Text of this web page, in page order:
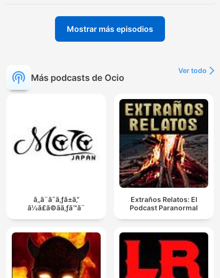
Mostrar más episodios
Más podcasts de Ocio
Ver todo
ã‚‚ã¨ã˜ã‚ƒã±ã‚“
ã½ã£ã©ãã‚ƒã™ã¨
Extraños Relatos: El
Podcast Paranormal